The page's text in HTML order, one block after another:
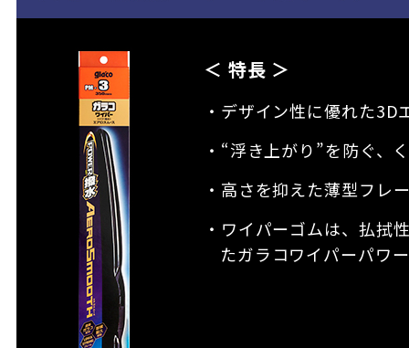
＜ 特長 ＞
・デザイン性に優れた3D
・“浮き上がり”を防ぐ、
・高さを抑えた薄型フレ
・ワイパーゴムは、払拭
たガラコワイパーパワ